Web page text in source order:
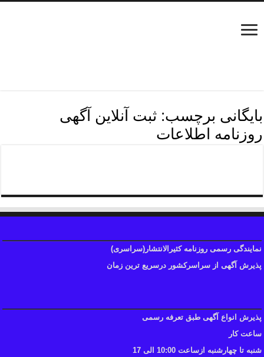
بایگانی برچسب: ثبت آنلاین آگهی
روزنامه اطلاعات
نمایندگی رسمی روزنامه کثیرالانتشار(سراسری)
پذیرش آگهی از سراسرکشور درسریع ترین زمان
پذیرش انواع آگهی طبق تعرفه رسمی
ساعت کار
شنبه تا چهارشنبه ازساعت 10:00 الی 17